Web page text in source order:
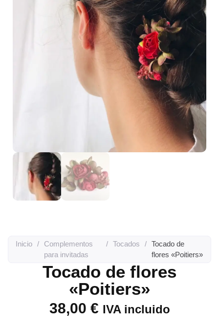
Inicio /
Complementos
para invitadas
/ Tocados /
Tocado de
flores «Poitiers»
Tocado de flores
«Poitiers»
38,00 € IVA incluido